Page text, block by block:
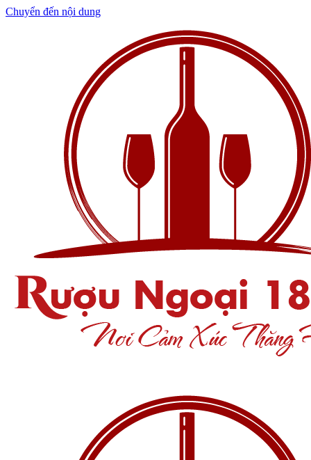
Chuyển đến nội dung